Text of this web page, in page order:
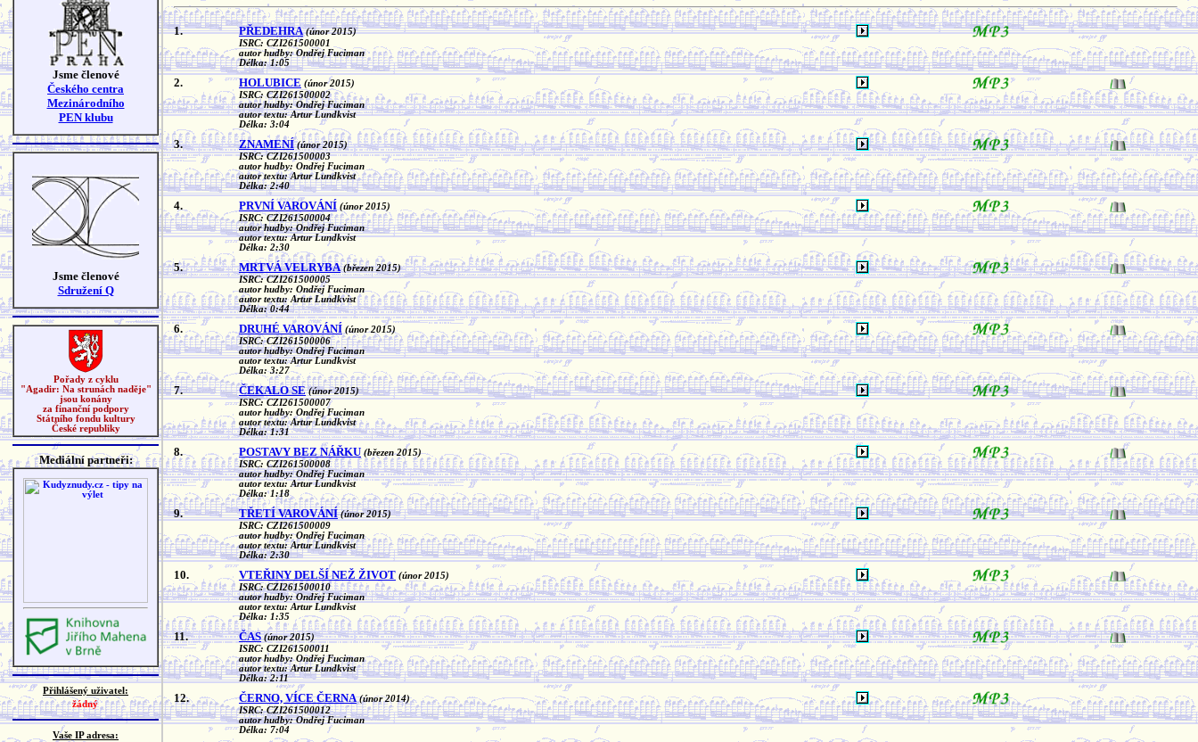
Jsme členové
Českého centra
Mezinárodního
PEN klubu
Jsme členové
Sdružení Q
Pořady z cyklu
"Agadir: Na strunách naděje"
jsou konány
za finanční podpory
Státního fondu kultury
České republiky
Mediální partneři:
Přihlášený uživatel:
žádný
Vaše IP adresa:
1. PŘEDEHRA (únor 2015)
ISRC: CZI261500001
autor hudby: Ondřej Fuciman
Délka: 1:05
2. HOLUBICE (únor 2015)
ISRC: CZI261500002
autor hudby: Ondřej Fuciman
autor textu: Artur Lundkvist
Délka: 3:04
3. ZNAMENÍ (únor 2015)
ISRC: CZI261500003
autor hudby: Ondřej Fuciman
autor textu: Artur Lundkvist
Délka: 2:40
4. PRVNÍ VAROVÁNÍ (únor 2015)
ISRC: CZI261500004
autor hudby: Ondřej Fuciman
autor textu: Artur Lundkvist
Délka: 2:30
5. MRTVÁ VELRYBA (březen 2015)
ISRC: CZI261500005
autor hudby: Ondřej Fuciman
autor textu: Artur Lundkvist
Délka: 0:44
6. DRUHÉ VAROVÁNÍ (únor 2015)
ISRC: CZI261500006
autor hudby: Ondřej Fuciman
autor textu: Artur Lundkvist
Délka: 3:27
7. ČEKALO SE (únor 2015)
ISRC: CZI261500007
autor hudby: Ondřej Fuciman
autor textu: Artur Lundkvist
Délka: 1:31
8. POSTAVY BEZ NÁŘKU (březen 2015)
ISRC: CZI261500008
autor hudby: Ondřej Fuciman
autor textu: Artur Lundkvist
Délka: 1:18
9. TŘETÍ VAROVÁNÍ (únor 2015)
ISRC: CZI261500009
autor hudby: Ondřej Fuciman
autor textu: Artur Lundkvist
Délka: 2:30
10. VTEŘINY DELŠÍ NEŽ ŽIVOT (únor 2015)
ISRC: CZI261500010
autor hudby: Ondřej Fuciman
autor textu: Artur Lundkvist
Délka: 1:35
11. ČAS (únor 2015)
ISRC: CZI261500011
autor hudby: Ondřej Fuciman
autor textu: Artur Lundkvist
Délka: 2:11
12. ČERNO, VÍCE ČERNA (únor 2014)
ISRC: CZI261500012
autor hudby: Ondřej Fuciman
Délka: 7:04